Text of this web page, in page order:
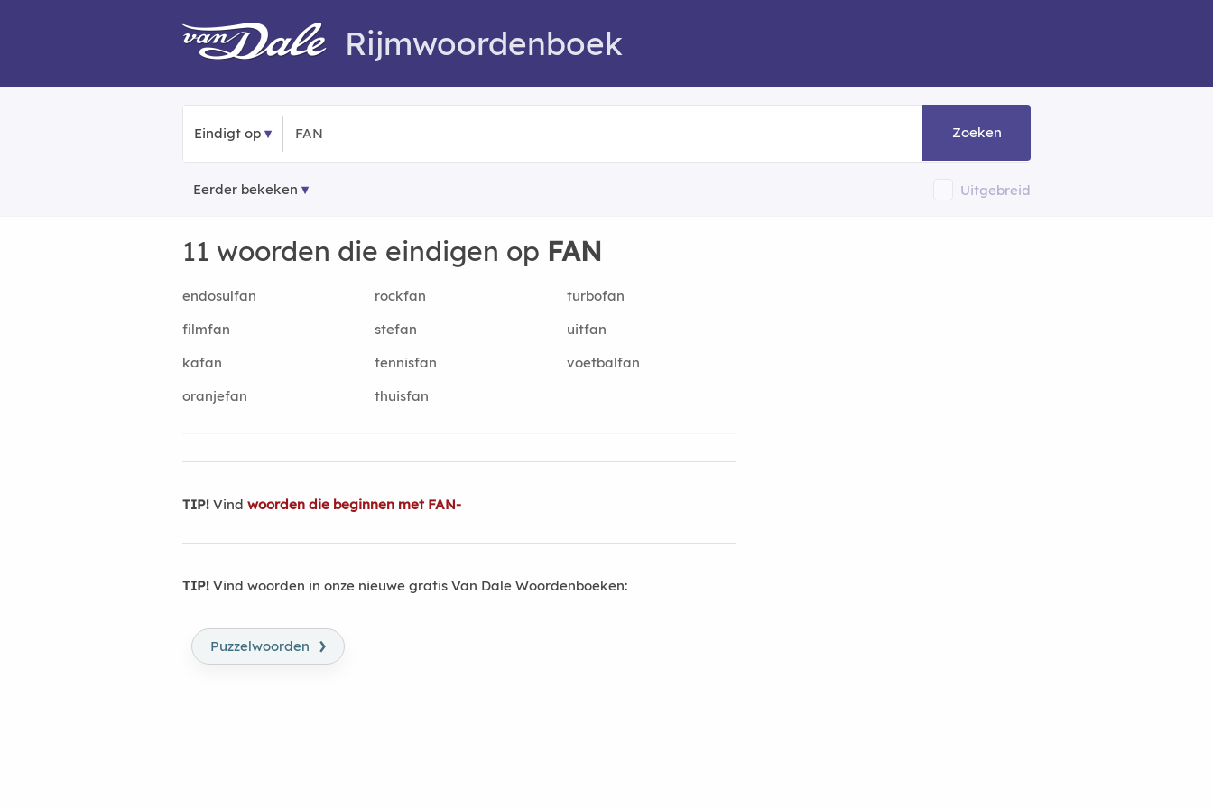
Rijmwoordenboek
Eindigt op Zoeken
Eerder bekeken Uitgebreid
11 woorden die eindigen op FAN
endosulfan rockfan
turbofan
filmfan
stefan
uitfan
kafan
tennisfan
voetbalfan
oranjefan
thuisfan
TIP! Vind woorden die beginnen met FAN-
TIP! Vind woorden in onze nieuwe gratis Van Dale Woordenboeken:
Puzzelwoorden ›